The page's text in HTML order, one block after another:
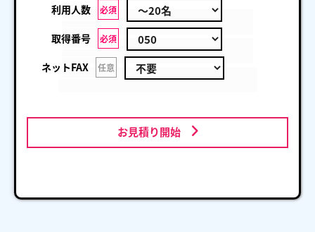
利用人数 必須
取得番号 必須
ネットFAX 任意
お見積り開始